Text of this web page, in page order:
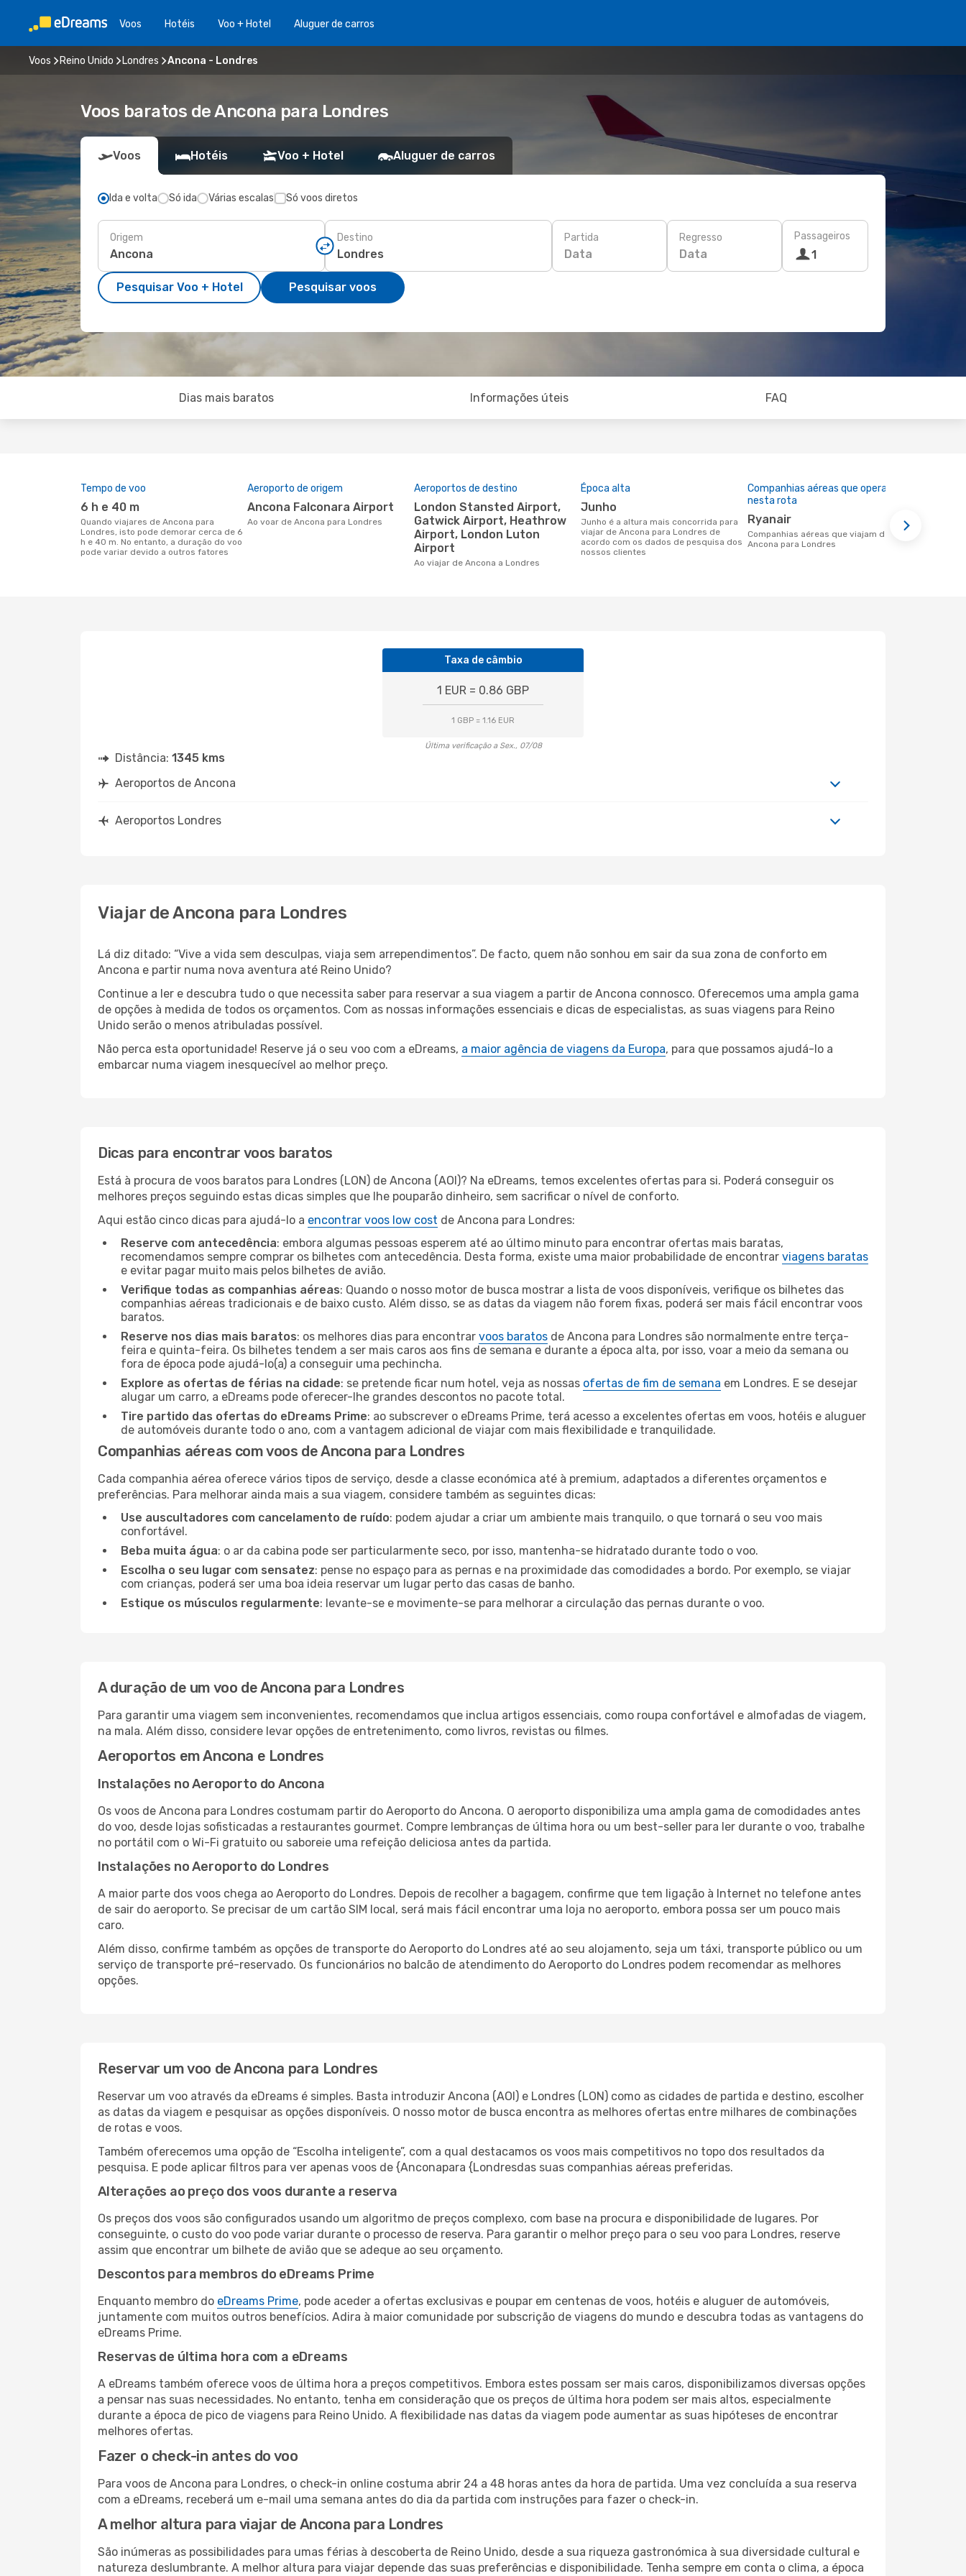
Voos Hotéis Voo + Hotel Aluguer de carros
Voos Reino Unido Londres Ancona - Londres
Voos baratos de Ancona para Londres
Voos Hotéis Voo + Hotel Aluguer de carros
Ida e volta Só ida Várias escalas Só voos diretos
Origem Destino Partida
Data
Regresso
Data
Passageiros
1
Pesquisar Voo + Hotel Pesquisar voos
Dias mais baratos Informações úteis FAQ
Tempo de voo
6 h e 40 m
Quando viajares de Ancona para
Londres, isto pode demorar cerca de 6
h e 40 m. No entanto, a duração do voo
pode variar devido a outros fatores
Aeroporto de origem
Ancona Falconara Airport
Ao voar de Ancona para Londres
Aeroportos de destino
London Stansted Airport,
Gatwick Airport, Heathrow
Airport, London Luton
Airport
Ao viajar de Ancona a Londres
Época alta
junho
junho é a altura mais concorrida para
viajar de Ancona para Londres de
acordo com os dados de pesquisa dos
nossos clientes
Companhias aéreas que operam
nesta rota
Ryanair
Companhias aéreas que viajam de
Ancona para Londres
Taxa de câmbio
1 EUR = 0.86 GBP
1 GBP = 1.16 EUR
Última verificação a Sex., 07/08
Distância: 1345 kms
Aeroportos de Ancona
Aeroportos Londres
Viajar de Ancona para Londres
Lá diz ditado: “Vive a vida sem desculpas, viaja sem arrependimentos”. De facto, quem não sonhou em sair da sua zona de conforto em
Ancona e partir numa nova aventura até Reino Unido?
Continue a ler e descubra tudo o que necessita saber para reservar a sua viagem a partir de Ancona connosco. Oferecemos uma ampla gama
de opções à medida de todos os orçamentos. Com as nossas informações essenciais e dicas de especialistas, as suas viagens para Reino
Unido serão o menos atribuladas possível.
Não perca esta oportunidade! Reserve já o seu voo com a eDreams, a maior agência de viagens da Europa, para que possamos ajudá-lo a
embarcar numa viagem inesquecível ao melhor preço.
Dicas para encontrar voos baratos
Está à procura de voos baratos para Londres (LON) de Ancona (AOI)? Na eDreams, temos excelentes ofertas para si. Poderá conseguir os
melhores preços seguindo estas dicas simples que lhe pouparão dinheiro, sem sacrificar o nível de conforto.
Aqui estão cinco dicas para ajudá-lo a encontrar voos low cost de Ancona para Londres:
Reserve com antecedência: embora algumas pessoas esperem até ao último minuto para encontrar ofertas mais baratas,
recomendamos sempre comprar os bilhetes com antecedência. Desta forma, existe uma maior probabilidade de encontrar viagens baratas
e evitar pagar muito mais pelos bilhetes de avião.
Verifique todas as companhias aéreas: Quando o nosso motor de busca mostrar a lista de voos disponíveis, verifique os bilhetes das
companhias aéreas tradicionais e de baixo custo. Além disso, se as datas da viagem não forem fixas, poderá ser mais fácil encontrar voos
baratos.
Reserve nos dias mais baratos: os melhores dias para encontrar voos baratos de Ancona para Londres são normalmente entre terça-
feira e quinta-feira. Os bilhetes tendem a ser mais caros aos fins de semana e durante a época alta, por isso, voar a meio da semana ou
fora de época pode ajudá-lo(a) a conseguir uma pechincha.
Explore as ofertas de férias na cidade: se pretende ficar num hotel, veja as nossas ofertas de fim de semana em Londres. E se desejar
alugar um carro, a eDreams pode oferecer-lhe grandes descontos no pacote total.
Tire partido das ofertas do eDreams Prime: ao subscrever o eDreams Prime, terá acesso a excelentes ofertas em voos, hotéis e aluguer
de automóveis durante todo o ano, com a vantagem adicional de viajar com mais flexibilidade e tranquilidade.
Companhias aéreas com voos de Ancona para Londres
Cada companhia aérea oferece vários tipos de serviço, desde a classe económica até à premium, adaptados a diferentes orçamentos e
preferências. Para melhorar ainda mais a sua viagem, considere também as seguintes dicas:
Use auscultadores com cancelamento de ruído: podem ajudar a criar um ambiente mais tranquilo, o que tornará o seu voo mais
confortável.
Beba muita água: o ar da cabina pode ser particularmente seco, por isso, mantenha-se hidratado durante todo o voo.
Escolha o seu lugar com sensatez: pense no espaço para as pernas e na proximidade das comodidades a bordo. Por exemplo, se viajar
com crianças, poderá ser uma boa ideia reservar um lugar perto das casas de banho.
Estique os músculos regularmente: levante-se e movimente-se para melhorar a circulação das pernas durante o voo.
A duração de um voo de Ancona para Londres
Para garantir uma viagem sem inconvenientes, recomendamos que inclua artigos essenciais, como roupa confortável e almofadas de viagem,
na mala. Além disso, considere levar opções de entretenimento, como livros, revistas ou filmes.
Aeroportos em Ancona e Londres
Instalações no Aeroporto do Ancona
Os voos de Ancona para Londres costumam partir do Aeroporto do Ancona. O aeroporto disponibiliza uma ampla gama de comodidades antes
do voo, desde lojas sofisticadas a restaurantes gourmet. Compre lembranças de última hora ou um best-seller para ler durante o voo, trabalhe
no portátil com o Wi-Fi gratuito ou saboreie uma refeição deliciosa antes da partida.
Instalações no Aeroporto do Londres
A maior parte dos voos chega ao Aeroporto do Londres. Depois de recolher a bagagem, confirme que tem ligação à Internet no telefone antes
de sair do aeroporto. Se precisar de um cartão SIM local, será mais fácil encontrar uma loja no aeroporto, embora possa ser um pouco mais
caro.
Além disso, confirme também as opções de transporte do Aeroporto do Londres até ao seu alojamento, seja um táxi, transporte público ou um
serviço de transporte pré-reservado. Os funcionários no balcão de atendimento do Aeroporto do Londres podem recomendar as melhores
opções.
Reservar um voo de Ancona para Londres
Reservar um voo através da eDreams é simples. Basta introduzir Ancona (AOI) e Londres (LON) como as cidades de partida e destino, escolher
as datas da viagem e pesquisar as opções disponíveis. O nosso motor de busca encontra as melhores ofertas entre milhares de combinações
de rotas e voos.
Também oferecemos uma opção de “Escolha inteligente”, com a qual destacamos os voos mais competitivos no topo dos resultados da
pesquisa. E pode aplicar filtros para ver apenas voos de {Anconapara {Londresdas suas companhias aéreas preferidas.
Alterações ao preço dos voos durante a reserva
Os preços dos voos são configurados usando um algoritmo de preços complexo, com base na procura e disponibilidade de lugares. Por
conseguinte, o custo do voo pode variar durante o processo de reserva. Para garantir o melhor preço para o seu voo para Londres, reserve
assim que encontrar um bilhete de avião que se adeque ao seu orçamento.
Descontos para membros do eDreams Prime
Enquanto membro do eDreams Prime, pode aceder a ofertas exclusivas e poupar em centenas de voos, hotéis e aluguer de automóveis,
juntamente com muitos outros benefícios. Adira à maior comunidade por subscrição de viagens do mundo e descubra todas as vantagens do
eDreams Prime.
Reservas de última hora com a eDreams
A eDreams também oferece voos de última hora a preços competitivos. Embora estes possam ser mais caros, disponibilizamos diversas opções
a pensar nas suas necessidades. No entanto, tenha em consideração que os preços de última hora podem ser mais altos, especialmente
durante a época de pico de viagens para Reino Unido. A flexibilidade nas datas da viagem pode aumentar as suas hipóteses de encontrar
melhores ofertas.
Fazer o check-in antes do voo
Para voos de Ancona para Londres, o check-in online costuma abrir 24 a 48 horas antes da hora de partida. Uma vez concluída a sua reserva
com a eDreams, receberá um e-mail uma semana antes do dia da partida com instruções para fazer o check-in.
A melhor altura para viajar de Ancona para Londres
São inúmeras as possibilidades para umas férias à descoberta de Reino Unido, desde a sua riqueza gastronómica à sua diversidade cultural e
natureza deslumbrante. A melhor altura para viajar depende das suas preferências e disponibilidade. Tenha sempre em conta o clima, a época